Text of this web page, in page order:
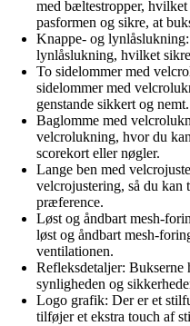
med bæltestropper,
pasformen og sikre, at
Knappe- og
lynlåslukning, hvilket
To sidelommer med
sidelommer med
genstande sikkert og nemt.
Baglomme med
velcrolukning, hvor du
scorekort eller nøgler.
Lange ben med
velcrojustering, så du kan
præference.
Løst og åndbart mesh-
løst og åndbart mesh-
ventilationen.
Refleksdetaljer: Bukserne
synligheden og
Logo grafik: Der er et
tilføjer et ekstra touch af